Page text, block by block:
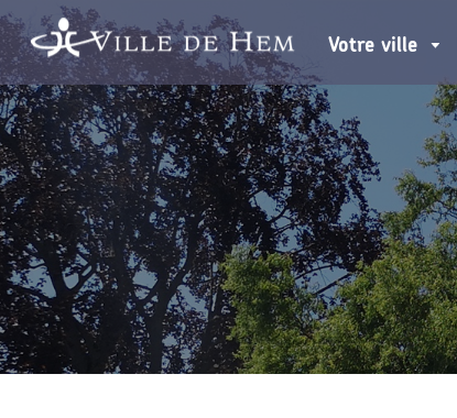
Votre ville